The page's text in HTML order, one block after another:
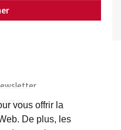
vous offrir la
De plus, les